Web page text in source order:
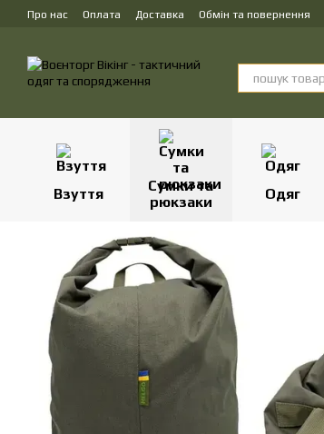
Перейти до основного контенту
Про нас Оплата Доставка Обмін та повернення
Взуття
Сумки та
рюкзаки
Одяг